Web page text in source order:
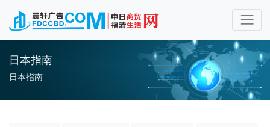
日本指南
日本指南